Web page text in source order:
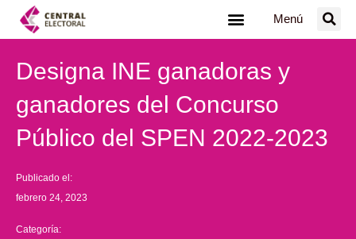
Menú
Designa INE ganadoras y
ganadores del Concurso
Público del SPEN 2022-2023
Publicado el:
febrero 24, 2023
Categoría: